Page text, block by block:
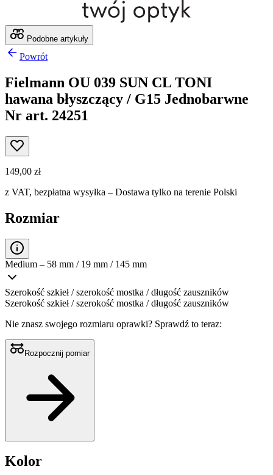
Podobne artykuły
Powrót
Fielmann OU 039 SUN CL TONI
hawana błyszczący / G15 Jednobarwne
Nr art. 24251
149,00 zł
z VAT, bezpłatna wysyłka – Dostawa tylko na terenie Polski
Rozmiar
Medium – 58 mm / 19 mm / 145 mm
Szerokość szkieł / szerokość mostka / długość zauszników
Szerokość szkieł / szerokość mostka / długość zauszników
Nie znasz swojego rozmiaru oprawki? Sprawdź to teraz:
Rozpocznij pomiar
Kolor